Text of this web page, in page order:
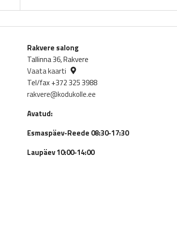
price
is:
425.25€.Rakvere salong
Tallinna 36, Rakvere
Vaata kaarti
Tel/fax +372 325 3988
rakvere@kodukolle.ee
Avatud:
Esmaspäev-Reede 08:30-17:30
Laupäev 10:00-14:00